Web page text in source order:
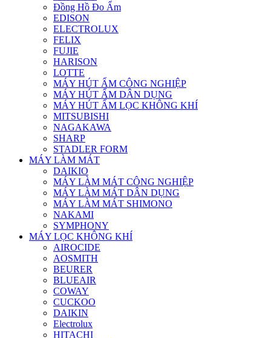
Đồng Hồ Đo Ẩm
EDISON
ELECTROLUX
FELIX
FUJIE
HARISON
LOTTE
MÁY HÚT ẨM CÔNG NGHIỆP
MÁY HÚT ẨM DÂN DỤNG
MÁY HÚT ẨM LỌC KHÔNG KHÍ
MITSUBISHI
NAGAKAWA
SHARP
STADLER FORM
MÁY LÀM MÁT
DAIKIO
MÁY LÀM MÁT CÔNG NGHIỆP
MÁY LÀM MÁT DÂN DỤNG
MÁY LÀM MÁT SHIMONO
NAKAMI
SYMPHONY
MÁY LỌC KHÔNG KHÍ
AIROCIDE
AOSMITH
BEURER
BLUEAIR
COWAY
CUCKOO
DAIKIN
Electrolux
HITACHI